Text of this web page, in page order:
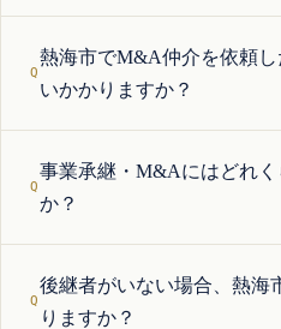
熱海市でM&A仲介を依頼
いかかりますか？
事業承継・M&Aにはどれ
か？
後継者がいない場合、熱海
りますか？